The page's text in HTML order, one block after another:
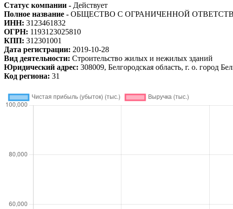
Статус компании - Действует
Полное название - ОБЩЕСТВО С ОГРАНИЧЕННОЙ
ИНН: 3123461832
ОГРН: 1193123025810
КПП: 312301001
Дата регистрации: 2019-10-28
Вид деятельности: Строительство жилых и нежилых зданий
Юридический адрес: 308009, Белгородская область, г. о. город
Код региона: 31